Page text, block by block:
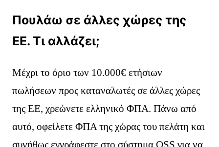
Πουλάω σε άλλες χώρες της
ΕΕ. Τι αλλάζει;
Μέχρι το όριο των 10.000€ ετήσιων
πωλήσεων προς καταναλωτές σε άλλες χώρες
της ΕΕ, χρεώνετε ελληνικό ΦΠΑ. Πάνω από
αυτό, οφείλετε ΦΠΑ της χώρας του πελάτη και
συνήθως εγγράφεστε στο σύστημα OSS για να